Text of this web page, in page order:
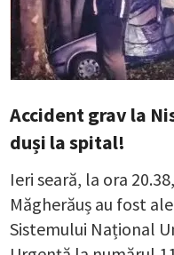
Accident grav la
duși la spital!
Ieri seară, la ora
Măgherăuș au fost
Sistemului Național